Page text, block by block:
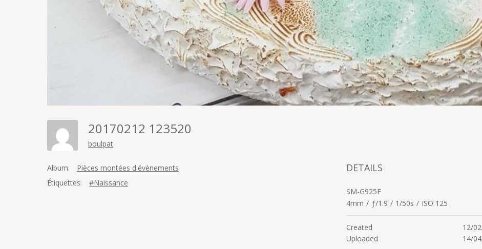
20170212 123520
boulpat
Album:
Pièces montées d'évènements
Étiquettes:
#Naissance
DETAILS
SM-G925F
4mm / ƒ/1.9 / 1/50s / ISO 125
Created
12/
Uploaded
14/